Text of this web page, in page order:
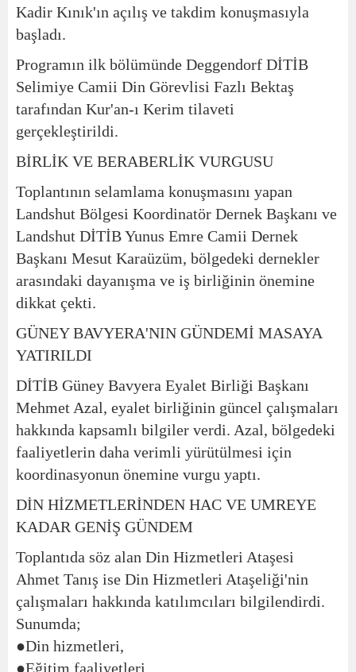
Kadir Kınık'ın açılış ve takdim konuşmasıyla
başladı.
Programın ilk bölümünde Deggendorf DİTİB
Selimiye Camii Din Görevlisi Fazlı Bektaş
tarafından Kur'an-ı Kerim tilaveti
gerçekleştirildi.
BİRLİK VE BERABERLİK VURGUSU
Toplantının selamlama konuşmasını yapan
Landshut Bölgesi Koordinatör Dernek Başkanı ve
Landshut DİTİB Yunus Emre Camii Dernek
Başkanı Mesut Karaüzüm, bölgedeki dernekler
arasındaki dayanışma ve iş birliğinin önemine
dikkat çekti.
GÜNEY BAVYERA'NIN GÜNDEMİ MASAYA
YATIRILDI
DİTİB Güney Bavyera Eyalet Birliği Başkanı
Mehmet Azal, eyalet birliğinin güncel çalışmaları
hakkında kapsamlı bilgiler verdi. Azal, bölgedeki
faaliyetlerin daha verimli yürütülmesi için
koordinasyonun önemine vurgu yaptı.
DİN HİZMETLERİNDEN HAC VE UMREYE
KADAR GENİŞ GÜNDEM
Toplantıda söz alan Din Hizmetleri Ataşesi
Ahmet Tanış ise Din Hizmetleri Ataşeliği'nin
çalışmaları hakkında katılımcıları bilgilendirdi.
Sunumda;
●Din hizmetleri,
●Eğitim faaliyetleri,